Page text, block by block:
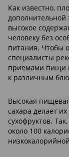
Как известно,
дополнительной
высокое
человеку без
питания. Чтобы
специалисты
приемами пищи
к различным
Высокая
сахара делает
сухофруктов.
около 100